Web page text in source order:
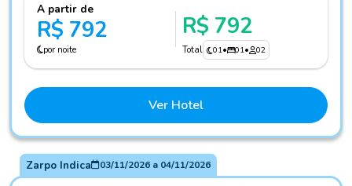
A partir de
R$ 792
por noite
R$ 792
Total 01• 01• 02
Ver Hotel
Zarpo Indica 03/11/2026a 04/11/2026